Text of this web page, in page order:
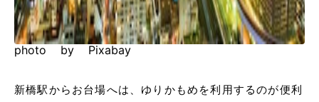
photo by Pixabay
新橋駅からお台場へは、ゆりかもめを利用するのが便利